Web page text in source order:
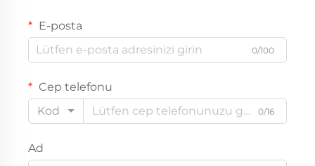
E-posta
0/100
Cep telefonu
Kod
0/16
Ad